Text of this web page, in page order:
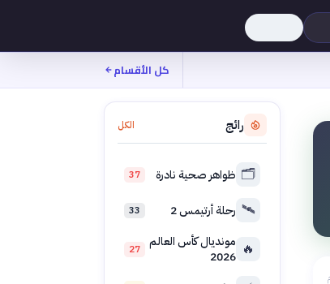
كل الأقسام
رائج الكل
🗂️ ظواهر صحية نادرة 37
🛰️ رحلة أرتيمس 2 33
🔥 مونديال كأس العالم
2026
27